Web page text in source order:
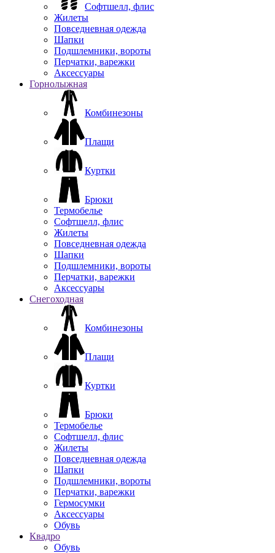
Софтшелл, флис
Жилеты
Повседневная одежда
Шапки
Подшлемники, вороты
Перчатки, варежки
Аксессуары
Горнолыжная
Комбинезоны
Плащи
Куртки
Брюки
Термобелье
Софтшелл, флис
Жилеты
Повседневная одежда
Шапки
Подшлемники, вороты
Перчатки, варежки
Аксессуары
Снегоходная
Комбинезоны
Плащи
Куртки
Брюки
Термобелье
Софтшелл, флис
Жилеты
Повседневная одежда
Шапки
Подшлемники, вороты
Перчатки, варежки
Гермосумки
Аксессуары
Обувь
Квадро
Обувь